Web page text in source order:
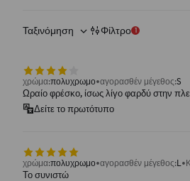
Ταξινόμηση Φίλτρο 1
χρώμα:πολυχρωμο αγορασθέν μέγεθος:S
Ωραίο φρέσκο, ίσως λίγο φαρδύ στην
Δείτε το πρωτότυπο
χρώμα:πολυχρωμο αγορασθέν μέγεθος:L
Το συνιστώ